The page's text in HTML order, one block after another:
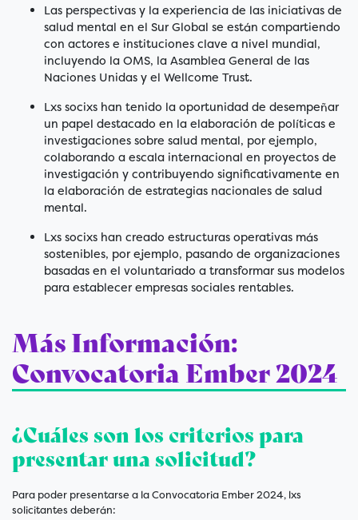
Las perspectivas y la experiencia de las iniciativas de
salud mental en el Sur Global se están compartiendo
con actores e instituciones clave a nivel mundial,
incluyendo la OMS, la Asamblea General de las
Naciones Unidas y el Wellcome Trust.
Lxs socixs han tenido la oportunidad de desempeñar
un papel destacado en la elaboración de políticas e
investigaciones sobre salud mental, por ejemplo,
colaborando a escala internacional en proyectos de
investigación y contribuyendo significativamente en
la elaboración de estrategias nacionales de salud
mental.
Lxs socixs han creado estructuras operativas más
sostenibles, por ejemplo, pasando de organizaciones
basadas en el voluntariado a transformar sus modelos
para establecer empresas sociales rentables.
Más Información:
Convocatoria Ember 2024
¿Cuáles son los criterios para
presentar una solicitud?
Para poder presentarse a la Convocatoria Ember 2024, lxs
solicitantes deberán: